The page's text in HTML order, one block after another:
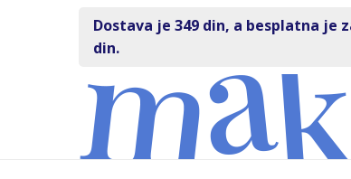
Dostava je 349 din, a besplatna je
din.